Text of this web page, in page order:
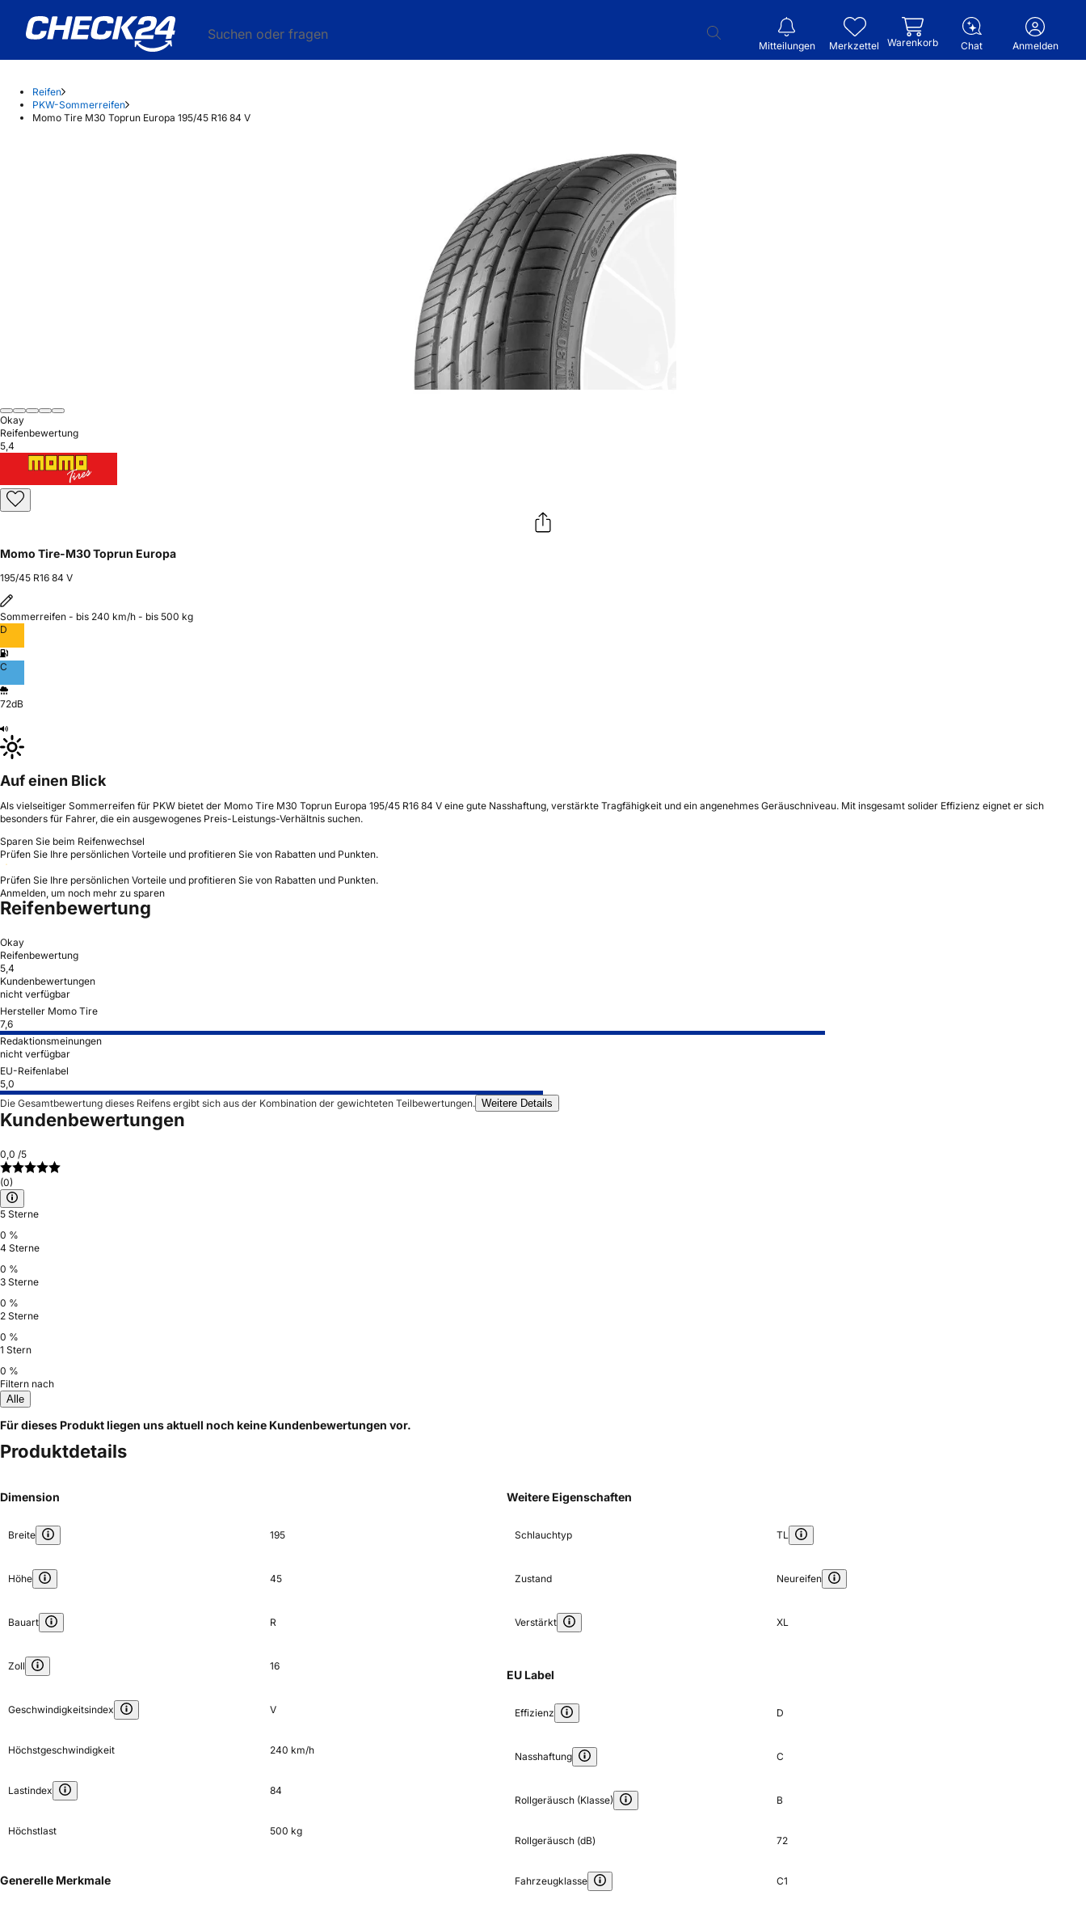
Suchen oder fragen
Mitteilungen Merkzettel Warenkorb Chat Anmelden
Reifen
PKW-Sommerreifen
Momo Tire M30 Toprun Europa 195/45 R16 84 V
Okay
Reifenbewertung
5,4
Momo Tire-M30 Toprun Europa
195/45 R16 84 V
Sommerreifen - bis 240 km/h - bis 500 kg
D
C
72dB
Auf einen Blick
Als vielseitiger Sommerreifen für PKW bietet der Momo Tire M30 Toprun Europa 195/45 R16 84 V eine gute Nasshaftung, verstärkte Tragfähigkeit und ein angenehmes Geräuschniveau. Mit insgesamt solider Effizienz eignet er sich
besonders für Fahrer, die ein ausgewogenes Preis-Leistungs-Verhältnis suchen.
Sparen Sie beim Reifenwechsel
Prüfen Sie Ihre persönlichen Vorteile und profitieren Sie von Rabatten und Punkten.
Prüfen Sie Ihre persönlichen Vorteile und profitieren Sie von Rabatten und Punkten.
Anmelden, um noch mehr zu sparen
Reifenbewertung
Okay
Reifenbewertung
5,4
Kundenbewertungen
nicht verfügbar
Hersteller Momo Tire
7,6
Redaktionsmeinungen
nicht verfügbar
EU-Reifenlabel
5,0
Die Gesamtbewertung dieses Reifens ergibt sich aus der Kombination der gewichteten Teilbewertungen. Weitere Details
Kundenbewertungen
0,0 /5
(0)
5 Sterne
0 %
4 Sterne
0 %
3 Sterne
0 %
2 Sterne
0 %
1 Stern
0 %
Filtern nach
Alle
Für dieses Produkt liegen uns aktuell noch keine Kundenbewertungen vor.
Produktdetails
Dimension
Breite 195
Höhe 45
Bauart R
Zoll 16
Geschwindigkeitsindex V
Höchstgeschwindigkeit 240 km/h
Lastindex 84
Höchstlast 500 kg
Generelle Merkmale
Weitere Eigenschaften
Schlauchtyp TL
Zustand Neureifen
Verstärkt XL
EU Label
Effizienz D
Nasshaftung C
Rollgeräusch (Klasse) B
Rollgeräusch (dB) 72
Fahrzeugklasse C1